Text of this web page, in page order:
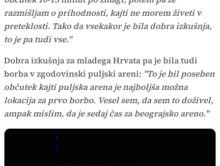
razmišljam o prihodnosti, kajti ne morem živeti v
preteklosti. Tako da vsekakor je bila dobra izkušnja,
to je pa tudi vse."
Dobra izkušnja za mladega Hrvata pa je bila tudi
borba v zgodovinski puljski areni: "To je bil poseben
občutek kajti puljska arena je najboljša možna
lokacija za prvo borbo. Vesel sem, da sem to doživel,
ampak mislim, da je sedaj čas za beograjsko areno."